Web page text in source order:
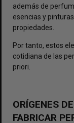
además de
esencias y
propiedades.
Por tanto, estos
cotidiana de las
priori.
ORÍGENES
FABRICAR